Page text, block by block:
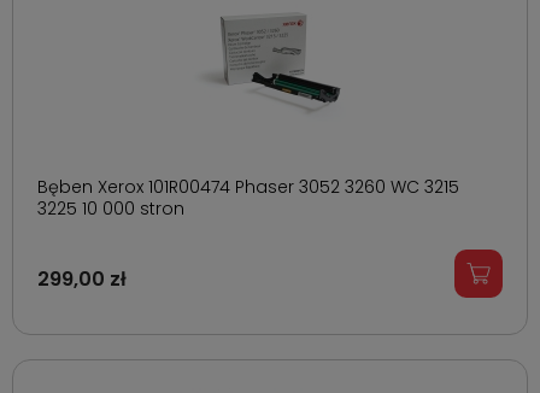
Bęben Xerox 101R00474 Phaser 3052 3260 WC 3215
3225 10 000 stron
299,00 zł